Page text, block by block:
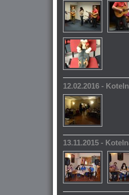
12.02.2016 -
13.11.2015 -